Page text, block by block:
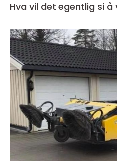
Hva vil det egentlig si